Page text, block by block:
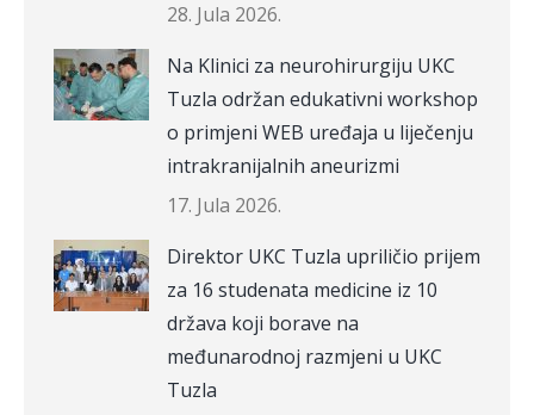
28. Jula 2026.
Na Klinici za neurohirurgiju UKC
Tuzla održan edukativni workshop
o primjeni WEB uređaja u liječenju
intrakranijalnih aneurizmi
17. Jula 2026.
Direktor UKC Tuzla upriličio prijem
za 16 studenata medicine iz 10
država koji borave na
međunarodnoj razmjeni u UKC
Tuzla